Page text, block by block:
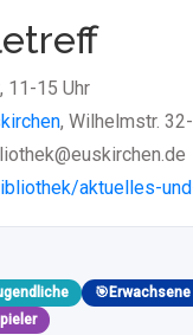
11-15 Uhr
, Wilhelmstr.
aktuelles-
🎯